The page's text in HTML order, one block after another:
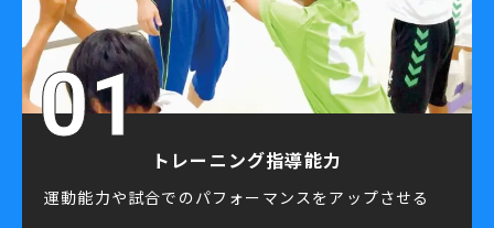
01
トレーニング指導能力
運動能力や試合でのパフォーマンスをアップさせる